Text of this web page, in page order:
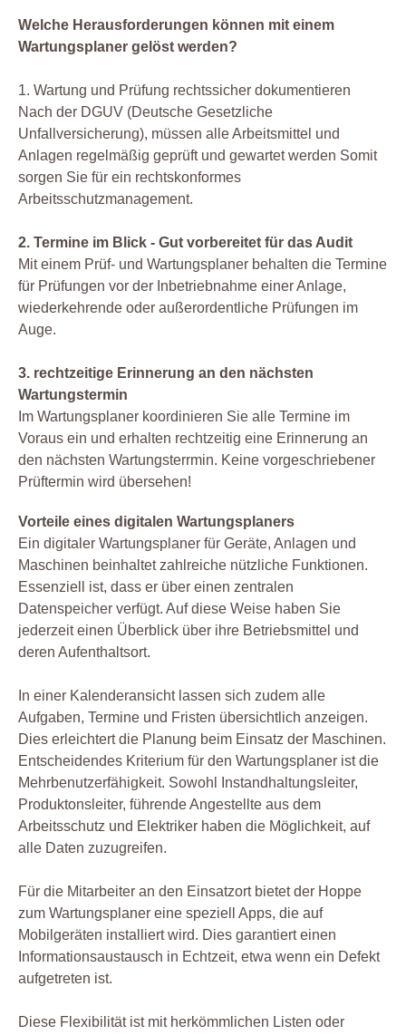
Welche Herausforderungen können mit einem
Wartungsplaner gelöst werden?
1. Wartung und Prüfung rechtssicher dokumentieren
Nach der DGUV (Deutsche Gesetzliche
Unfallversicherung), müssen alle Arbeitsmittel und
Anlagen regelmäßig geprüft und gewartet werden Somit
sorgen Sie für ein rechtskonformes
Arbeitsschutzmanagement.
2. Termine im Blick - Gut vorbereitet für das Audit
Mit einem Prüf- und Wartungsplaner behalten die Termine
für Prüfungen vor der Inbetriebnahme einer Anlage,
wiederkehrende oder außerordentliche Prüfungen im
Auge.
3. rechtzeitige Erinnerung an den nächsten
Wartungstermin
Im Wartungsplaner koordinieren Sie alle Termine im
Voraus ein und erhalten rechtzeitig eine Erinnerung an
den nächsten Wartungsterrmin. Keine vorgeschriebener
Prüftermin wird übersehen!
Vorteile eines digitalen Wartungsplaners
Ein digitaler Wartungsplaner für Geräte, Anlagen und
Maschinen beinhaltet zahlreiche nützliche Funktionen.
Essenziell ist, dass er über einen zentralen
Datenspeicher verfügt. Auf diese Weise haben Sie
jederzeit einen Überblick über ihre Betriebsmittel und
deren Aufenthaltsort.
In einer Kalenderansicht lassen sich zudem alle
Aufgaben, Termine und Fristen übersichtlich anzeigen.
Dies erleichtert die Planung beim Einsatz der Maschinen.
Entscheidendes Kriterium für den Wartungsplaner ist die
Mehrbenutzerfähigkeit. Sowohl Instandhaltungsleiter,
Produktonsleiter, führende Angestellte aus dem
Arbeitsschutz und Elektriker haben die Möglichkeit, auf
alle Daten zuzugreifen.
Für die Mitarbeiter an den Einsatzort bietet der Hoppe
zum Wartungsplaner eine speziell Apps, die auf
Mobilgeräten installiert wird. Dies garantiert einen
Informationsaustausch in Echtzeit, etwa wenn ein Defekt
aufgetreten ist.
Diese Flexibilität ist mit herkömmlichen Listen oder